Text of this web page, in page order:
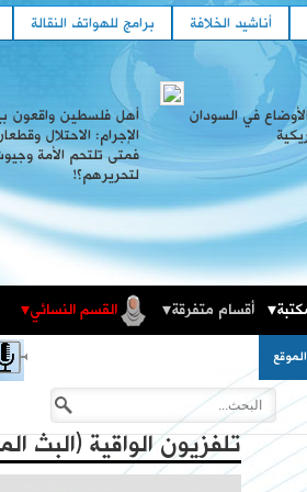
برامج للهواتف النقالة أناشيد الخلافة
في السودان
أهل فلسطين واقعون
الإجرام: الاحتلال
فمتى تلتحم الأمة
لتحريرهم؟!
أقسام متفرقة القسم النسائي
تلفزيون الواقية (البث
المكتبة الثقافية
فعاليات حزب التحرير العالمية في الذكرى